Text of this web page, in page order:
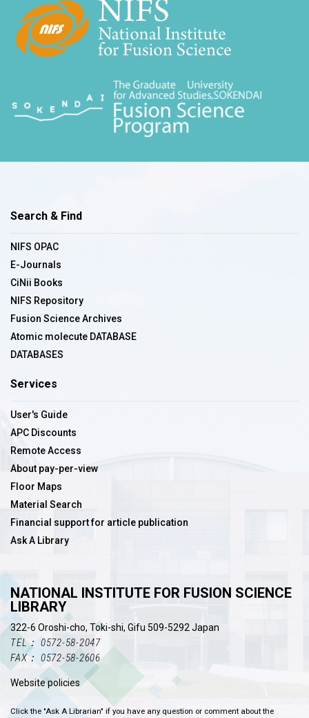
Search & Find
NIFS OPAC
E-Journals
CiNii Books
NIFS Repository
Fusion Science Archives
Atomic molecute DATABASE
DATABASES
Services
User's Guide
APC Discounts
Remote Access
About pay-per-view
Floor Maps
Material Search
Financial support for article publication
Ask A Library
NATIONAL INSTITUTE FOR FUSION SCIENCE
LIBRARY
322-6 Oroshi-cho, Toki-shi, Gifu 509-5292 Japan
TEL： 0572-58-2047
FAX： 0572-58-2606
Website policies
Click the "Ask A Librarian" if you have any question or comment about the